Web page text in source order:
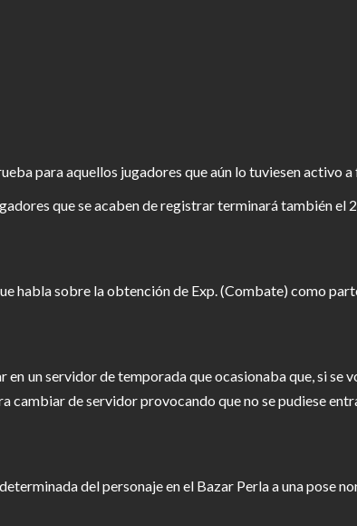
para aquellos jugadores que aún lo tuviesen
que se acaben de registrar terminará también el
habla sobre la obtención de Exp. (Combate) como
en un servidor de temporada que ocasionaba que, si
cambiar de servidor provocando que no se pudiese
del personaje en el Bazar Perla a una pose